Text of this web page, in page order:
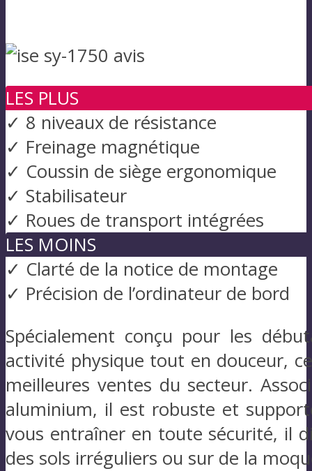
LES PLUS
✓ 8 niveaux de résistance
✓ Freinage magnétique
✓ Coussin de siège ergonomique
✓ Stabilisateur
✓ Roues de transport intégrées
LES MOINS
✓ Clarté de la notice de montage
✓ Précision de l’ordinateur de bord
Spécialement conçu pour les
activité physique tout en douceur,
meilleures ventes du secteur.
aluminium, il est robuste et
vous entraîner en toute sécurité, il
des sols irréguliers ou sur de la